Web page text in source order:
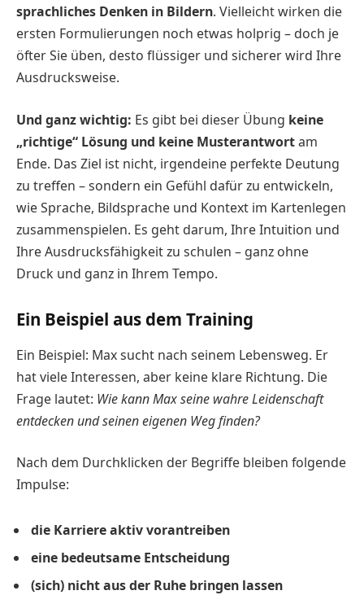
sprachliches Denken in Bildern. Vielleicht wirken die
ersten Formulierungen noch etwas holprig – doch je
öfter Sie üben, desto flüssiger und sicherer wird Ihre
Ausdrucksweise.
Und ganz wichtig: Es gibt bei dieser Übung keine
„richtige“ Lösung und keine Musterantwortam
Ende. Das Ziel ist nicht, irgendeine perfekte Deutung
zu treffen – sondern ein Gefühl dafür zu entwickeln,
wie Sprache, Bildsprache und Kontext im Kartenlegen
zusammenspielen. Es geht darum, Ihre Intuition und
Ihre Ausdrucksfähigkeit zu schulen – ganz ohne
Druck und ganz in Ihrem Tempo.
Ein Beispiel aus dem Training
Ein Beispiel: Max sucht nach seinem Lebensweg. Er
hat viele Interessen, aber keine klare Richtung. Die
Frage lautet: Wie kann Max seine wahre Leidenschaft
entdecken und seinen eigenen Weg finden?
Nach dem Durchklicken der Begriffe bleiben folgende
Impulse:
die Karriere aktiv vorantreiben
eine bedeutsame Entscheidung
(sich) nicht aus der Ruhe bringen lassen